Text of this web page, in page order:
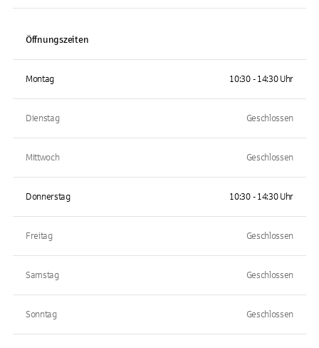
Öffnungszeiten
Montag 10:30 - 14:30 Uhr
Dienstag Geschlossen
Mittwoch Geschlossen
Donnerstag 10:30 - 14:30 Uhr
Freitag Geschlossen
Samstag Geschlossen
Sonntag Geschlossen